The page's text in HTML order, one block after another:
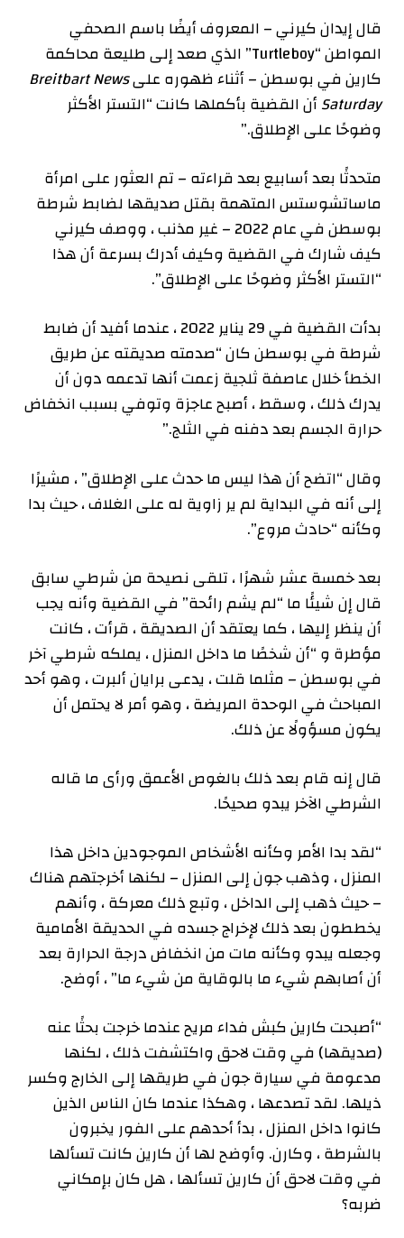
قال إيدان كيرني – المعروف أيضًا باسم الصحفي
المواطن “Turtleboy” الذي صعد إلى طليعة محاكمة
كارين في بوسطن – أثناء ظهوره علىBreitbart News
Saturdayأن القضية بأكملها كانت “التستر الأكثر
وضوحًا على الإطلاق.”
متحدثًا بعد أسابيع بعد قراءته – تم العثور على امرأة
ماساتشوستس المتهمة بقتل صديقها لضابط شرطة
بوسطن في عام 2022 – غير مذنب ، ووصف كيرني
كيف شارك في القضية وكيف أدرك بسرعة أن هذا
“التستر الأكثر وضوحًا على الإطلاق”.
بدأت القضية في 29 يناير 2022 ، عندما أفيد أن ضابط
شرطة في بوسطن كان “صدمته صديقته عن طريق
الخطأ خلال عاصفة ثلجية زعمت أنها تدعمه دون أن
يدرك ذلك ، وسقط ، أصبح عاجزة وتوفي بسبب انخفاض
حرارة الجسم بعد دفنه في الثلج.”
وقال “اتضح أن هذا ليس ما حدث على الإطلاق” ، مشيرًا
إلى أنه في البداية لم ير زاوية له على الغلاف ، حيث بدا
وكأنه “حادث مروع”.
بعد خمسة عشر شهرًا ، تلقى نصيحة من شرطي سابق
قال إن شيئًا ما “لم يشم رائحة” في القضية وأنه يجب
أن ينظر إليها ، كما يعتقد أن الصديقة ، قرأت ، كانت
مؤطرة و “أن شخصًا ما داخل المنزل ، يملكه شرطي آخر
في بوسطن – مثلما قلت ، يدعى برايان ألبرت ، وهو أحد
المباحث في الوحدة المريضة ، وهو أمر لا يحتمل أن
يكون مسؤولًا عن ذلك.
قال إنه قام بعد ذلك بالغوص الأعمق ورأى ما قاله
الشرطي الآخر يبدو صحيحًا.
“لقد بدا الأمر وكأنه الأشخاص الموجودين داخل هذا
المنزل ، وذهب جون إلى المنزل – لكنها أخرجتهم هناك
– حيث ذهب إلى الداخل ، وتبع ذلك معركة ، وأنهم
يخططون بعد ذلك لإخراج جسده في الحديقة الأمامية
وجعله يبدو وكأنه مات من انخفاض درجة الحرارة بعد
أن أصابهم شيء ما بالوقاية من شيء ما” ، أوضح.
“أصبحت كارين كبش فداء مريح عندما خرجت بحثًا عنه
(صديقها) في وقت لاحق واكتشفت ذلك ، لكنها
مدعومة في سيارة جون في طريقها إلى الخارج وكسر
ذيلها. لقد تصدعها ، وهكذا عندما كان الناس الذين
كانوا داخل المنزل ، بدأ أحدهم على الفور يخبرون
بالشرطة ، وكارن. وأوضح لها أن كارين كانت تسألها
في وقت لاحق أن كارين تسألها ، هل كان بإمكاني
ضربه؟